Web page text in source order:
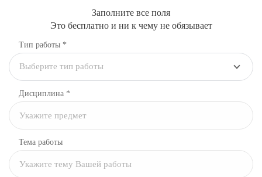
Заполните все поля
Это бесплатно и ни к чему не обязывает
Тип работы *
Выберите тип работы
Дисциплина *
Тема работы